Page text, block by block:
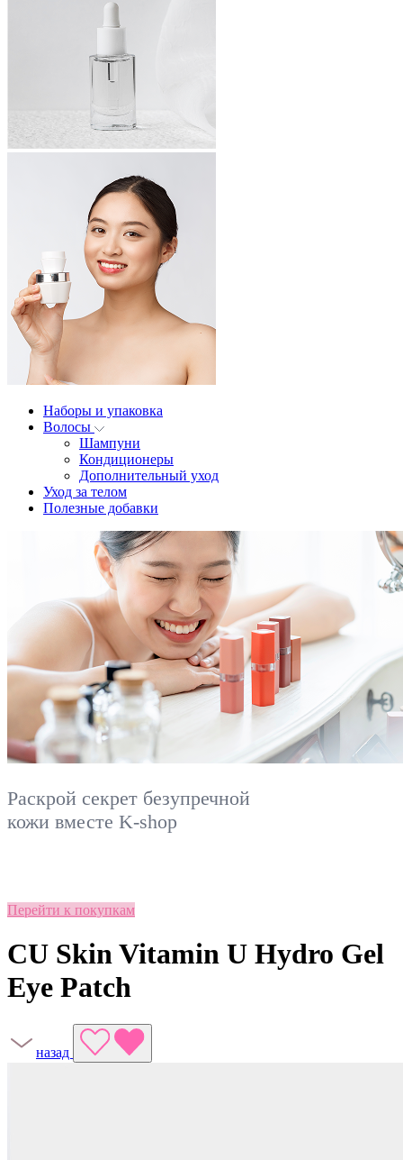
Наборы и упаковка
Волосы
Шампуни
Кондиционеры
Дополнительный уход
Уход за телом
Полезные добавки
Раскрой секрет безупречной
кожи вместе K-shop
Перейти к покупкам
CU Skin Vitamin U Hydro Gel
Eye Patch
назад